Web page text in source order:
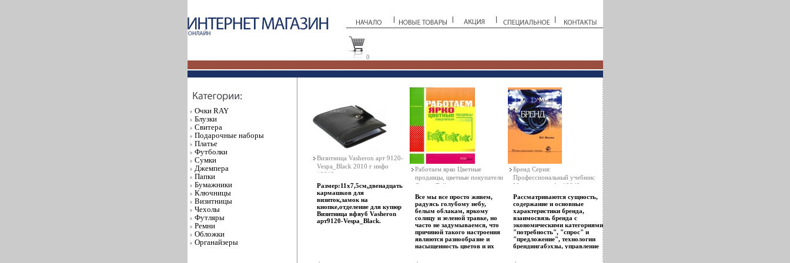
0
Очки RAY
Блузки
Свитера
Подарочные наборы
Платье
Футболки
Сумки
Джемпера
Папки
Бумажники
Ключницы
Визитницы
Чехолы
Футляры
Ремни
Обложки
Органайзеры
Визитница Vasheron арт 9120-
Vespa_Black 2010 г инфо
12812o.
Размер:11х7,5см,двенадцать
кармашков для
визиток,замок на
кнопке,отделение для купюр
Визитница вфяуб Vasheron
арт9120-Vespa_Black.
Работаем ярко Цветные
продавцы, цветные покупатели
Серия: Тайны успешного
бизнеса инфо 12836o.
Все мы все просто живем,
радуясь голубому небу,
белым облакам, яркому
солнцу и зеленой травке, но
часто не задумываемся, что
причиной такого настроения
являются разнообразие и
насыщенность цветов и их
Дело в том, что определенные
Бренд Серия:
Профессиональный учебник:
Маркетинг инфо 12843o.
Рассматриваются сущность,
содержание и основные
характеристики бренда,
взаимосвязь бренда с
экономическими категориями
"потребность", "спрос" и
"предложение", технологии
брендингабэхзы, управление
актуальные вопросы Для